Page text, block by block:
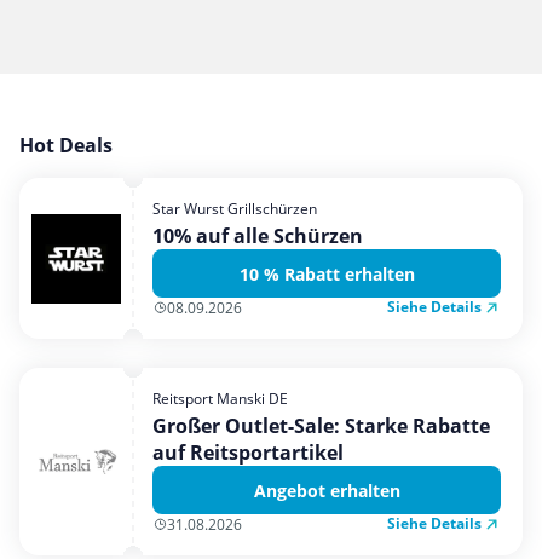
Garten, Haushalt & Tiere
Mobilfunk & Internet
Mode & Accessoires
Shopping
Urlaub & Reise
Hot Deals
Star Wurst Grillschürzen
10% auf alle Schürzen
10 % Rabatt erhalten
08.09.2026 Siehe Details
Reitsport Manski DE
Großer Outlet-Sale: Starke Rabatte
auf Reitsportartikel
Angebot erhalten
31.08.2026 Siehe Details